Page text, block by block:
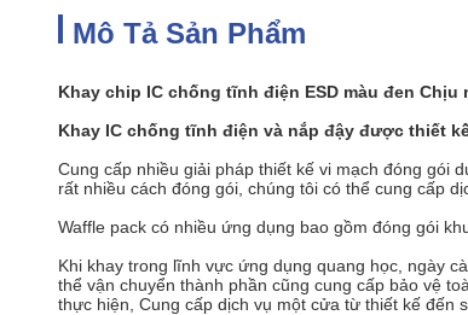
Mô Tả Sản Phẩm
Khay chip IC chống tĩnh điện ESD màu đen
Khay IC chống tĩnh điện và nắp đậy được thiết
Cung cấp nhiều giải pháp thiết kế vi mạch đóng gói
rất nhiều cách đóng gói, chúng tôi có thể cung cấp
Waffle pack có nhiều ứng dụng bao gồm đóng gói
Khi khay trong lĩnh vực ứng dụng quang học, ngày
thể vận chuyển thành phần cũng cung cấp bảo vệ
thực hiện, Cung cấp dịch vụ một cửa từ thiết kế đến